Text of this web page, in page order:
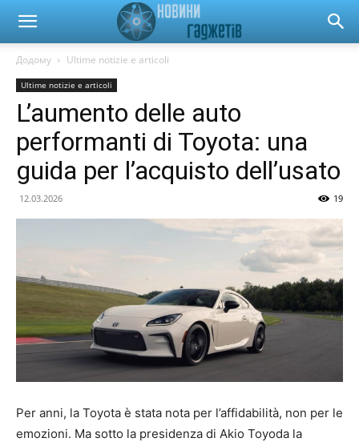
Новини
гаджетів
автомобілів
Додому Ultime notizie e articoli
Ultime notizie e articoli
L’aumento delle auto
performanti di Toyota: una
guida per l’acquisto dell’usato
12.03.2026 19
Per anni, la Toyota è stata nota per l’affidabilità, non per le
emozioni. Ma sotto la presidenza di Akio Toyoda la